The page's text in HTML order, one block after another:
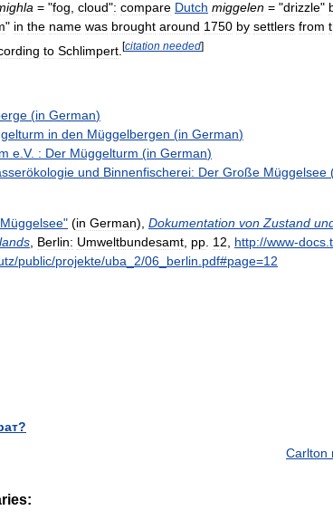
= "fog cloud": compare Dutch miggelen = "drizzle"
" in the name was brought around 1750 by settlers from
to Schlimpert [citation needed]
(in German)
in den Müggelbergen (in German)
e V. : Der Müggelturm (in German)
und Binnenfischerei: Der Große Müggelsee
Müggelsee" (in German), Dokumentation von Zustand
Berlin: Umweltbundesamt pp 12 http://www-docs
/public/projekte/uba 2/06 berlin pdf#page=12
Carlton